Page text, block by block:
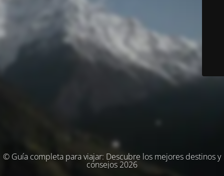
© Guía completa para viajar: Descubre los mejores destinos y
consejos 2026